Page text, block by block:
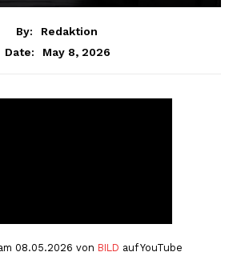
By:
Redaktion
Date:
May 8, 2026
08.05.2026 von BILD auf YouTube